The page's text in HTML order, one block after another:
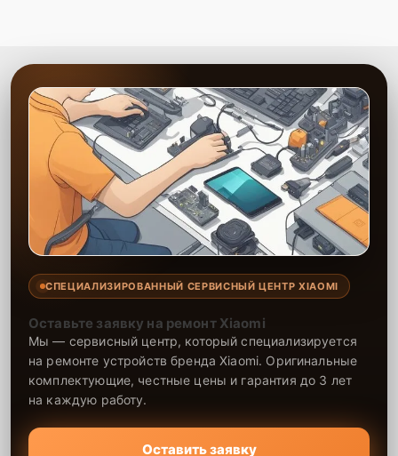
устройству его прежний внешний вид и надежность. На все
подтверждает долговечность ремонта. Обратитесь в наш центр, и
ваш телефон снова будет выглядеть как новый.
СПЕЦИАЛИЗИРОВАННЫЙ СЕРВИСНЫЙ ЦЕНТР XIAOMI
Оставьте заявку на ремонт Xiaomi
Мы — сервисный центр, который специализируется
на ремонте устройств бренда Xiaomi. Оригинальные
комплектующие, честные цены и гарантия до 3 лет
на каждую работу.
Оставить заявку